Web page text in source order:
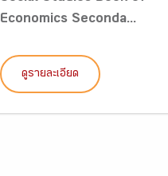
Economics Seconda...
ดูรายละเอียด